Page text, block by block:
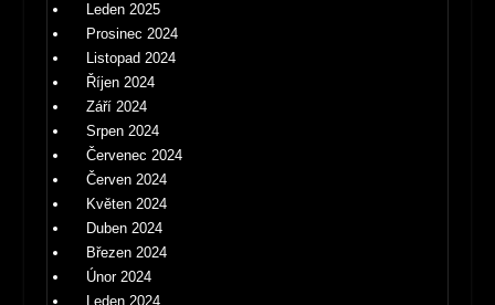
Leden 2025
Prosinec 2024
Listopad 2024
Říjen 2024
Září 2024
Srpen 2024
Červenec 2024
Červen 2024
Květen 2024
Duben 2024
Březen 2024
Únor 2024
Leden 2024